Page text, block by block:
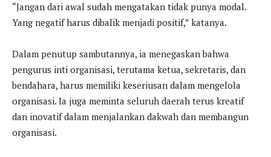
“Jangan dari awal sudah mengatakan tidak punya modal.
Yang negatif harus dibalik menjadi positif,” katanya.
Dalam penutup sambutannya, ia menegaskan bahwa
pengurus inti organisasi, terutama ketua, sekretaris, dan
bendahara, harus memiliki keseriusan dalam mengelola
organisasi. Ia juga meminta seluruh daerah terus kreatif
dan inovatif dalam menjalankan dakwah dan membangun
organisasi.